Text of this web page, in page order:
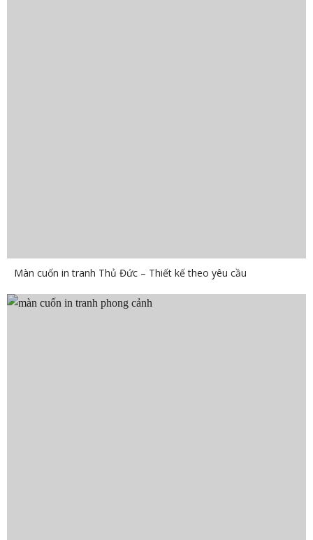
Màn cuốn in tranh Thủ Đức – Thiết kế theo yêu cầu